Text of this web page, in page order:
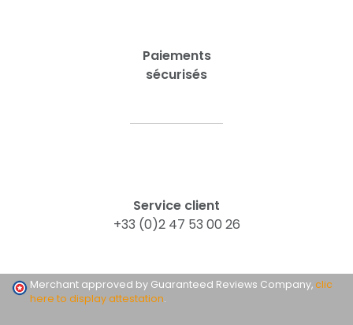
Paiements
sécurisés
Service client
+33 (0)2 47 53 00 26
Merchant approved by Guaranteed Reviews Company,clic
here to display attestation.